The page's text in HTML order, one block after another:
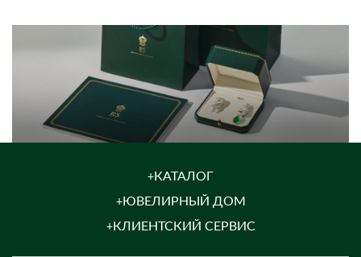
КАТАЛОГ
ЮВЕЛИРНЫЙ ДОМ
КЛИЕНТСКИЙ СЕРВИС